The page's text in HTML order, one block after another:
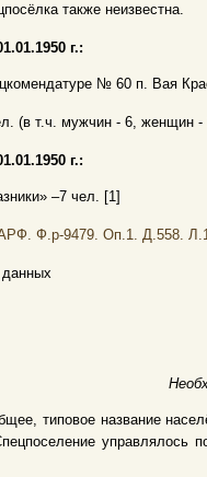
также неизвестна.
г.:
№ 60 п. Вая
(в т.ч. мужчин - 6, женщин -
г.:
–7 чел. [1]
Ф.р-9479. Оп.1. Д.558.
данных
типовое название